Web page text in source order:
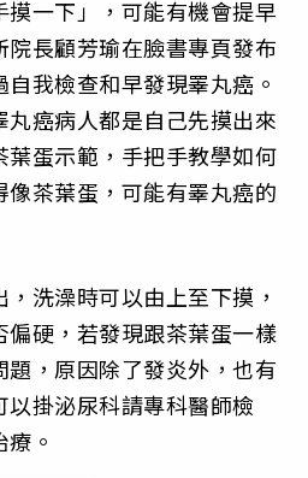
一下」，可能有機會提早
長顧芳瑜在臉書專頁發布
我檢查和早發現睪丸癌。
癌病人都是自己先摸出來
蛋示範，手把手教學如何
像茶葉蛋，可能有睪丸癌的
洗澡時可以由上至下摸，
硬，若發現跟茶葉蛋一樣
，原因除了發炎外，也有
掛泌尿科請專科醫師檢
。